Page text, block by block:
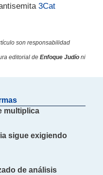
3Cat
son responsabilidad
editorial de Enfoque Judíoni
multiplica
sigue exigiendo
de análisis